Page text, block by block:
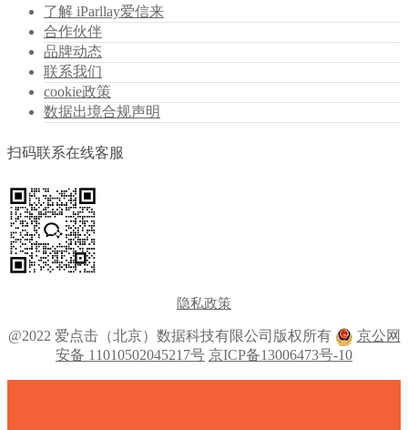
了解 iParllay爱信来
合作伙伴
品牌动态
联系我们
cookie政策
数据出境合规声明
扫码联系在线客服
隐私政策
@2022 爱点击（北京）数据科技有限公司版权所有
京公网
安备 11010502045217号 京ICP备13006473号-10